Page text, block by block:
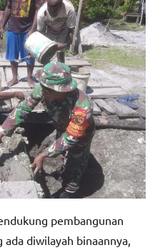
pembangunan
diwilayah binaannya,